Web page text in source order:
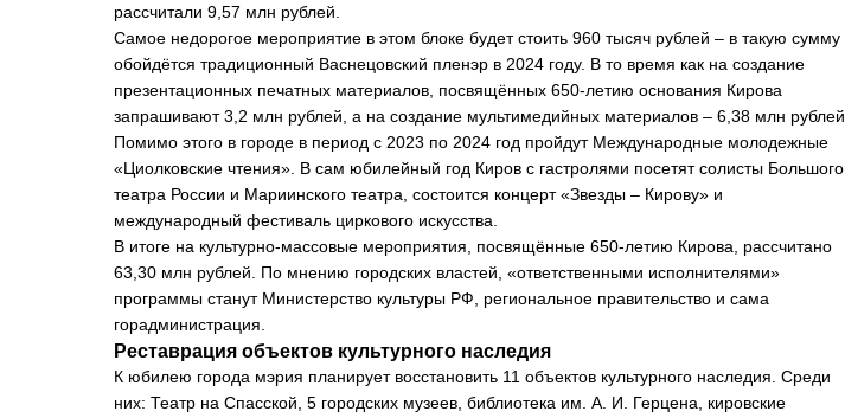
рассчитали 9,57 млн рублей.
Самое недорогое мероприятие в этом блоке будет стоить 960 тысяч рублей – в такую сумму
обойдётся традиционный Васнецовский пленэр в 2024 году. В то время как на создание
презентационных печатных материалов, посвящённых 650-летию основания Кирова
запрашивают 3,2 млн рублей, а на создание мультимедийных материалов – 6,38 млн рублей.
Помимо этого в городе в период с 2023 по 2024 год пройдут Международные молодежные
«Циолковские чтения». В сам юбилейный год Киров с гастролями посетят солисты Большого
театра России и Мариинского театра, состоится концерт «Звезды – Кирову» и
международный фестиваль циркового искусства.
В итоге на культурно-массовые мероприятия, посвящённые 650-летию Кирова, рассчитано
63,30 млн рублей. По мнению городских властей, «ответственными исполнителями»
программы станут Министерство культуры РФ, региональное правительство и сама
горадминистрация.
Реставрация объектов культурного наследия
К юбилею города мэрия планирует восстановить 11 объектов культурного наследия. Среди
них: Театр на Спасской, 5 городских музеев, библиотека им. А. И. Герцена, кировские